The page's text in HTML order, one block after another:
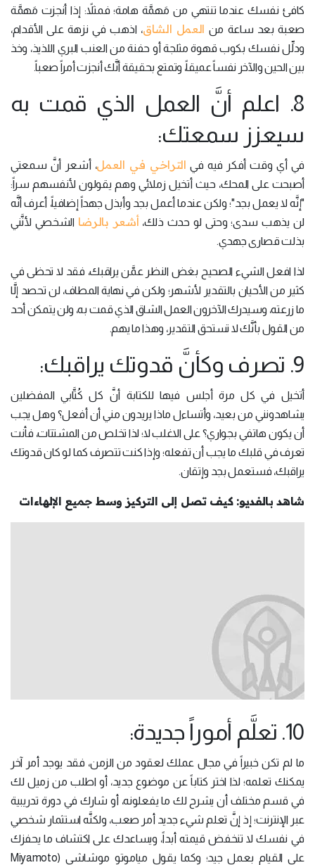
كافئ نفسك عندما تنتهي من مَهمَّة هامة؛ فمثلاً: إذا أنجزت مَهمَّة
صعبة بعد ساعة من العمل الشاق، اذهب في نزهة على الأقدام،
ودلِّل نفسك بكوب قهوة مثلجة أو حفنة من العنب البري اللذيذ، وخذ
بين الحين والآخر نفساً عميقاً، وتمتع بحقيقة أنَّك أنجزت أمراً صعباً.
8. اعلم أنَّ العمل الذي قمت به
سيعزز سمعتك:
في أي وقت أفكر فيه في التراخي في العمل، أشعر أنَّ سمعتي
أصبحت على المحك، حيث أتخيل زملائي وهم يقولون لأنفسهم سراً:
"إنَّه لا يعمل بجد"؛ ولكن عندما أعمل بجد وأبذل جهداً إضافياً، أعرف أنَّه
لن يذهب سدى؛ وحتى لو حدث ذلك، أشعر بالرضا الشخصي لأنَّني
بذلت قصارى جهدي.
لذا افعل الشيء الصحيح بغض النظر عمَّن يراقبك، فقد لا تحظى في
كثير من الأحيان بالتقدير لأشهر؛ ولكن في نهاية المطاف، لن تحصد إلَّا
ما زرعته، وسيدرك الآخرون العمل الشاق الذي قمت به، ولن يتمكن أحد
من القول بأنَّك لا تستحق التقدير، وهذا ما يهم.
9. تصرف وكأنَّ قدوتك يراقبك:
أتخيل في كل مرة أجلس فيها للكتابة أنَّ كل كُتَّابي المفضلين
يشاهدونني من بعيد، وأتساءل ماذا يريدون مني أن أفعل؟ وهل يجب
أن يكون هاتفي بجواري؟ على الاغلب لا؛ لذا تخلص من المشتتات، فأنت
تعرف في قلبك ما يجب أن تفعله؛ وإذا كنت تتصرف كما لو كان قدوتك
يراقبك، فستعمل بجد وإتقان.
شاهد بالفديو: كيف تصل إلى التركيز وسط جميع الإلهاءات
10. تعلَّم أموراً جديدة:
ما لم تكن خبيراً في مجال عملك لعقود من الزمن، فقد يوجد أمر آخر
يمكنك تعلمه؛ لذا اختر كتاباً عن موضوع جديد، أو اطلب من زميل لك
في قسم مختلف أن يشرح لك ما يفعلونه، أو شارك في دورة تدريبية
عبر الإنترنت؛ إذ إنَّ تعلم شيء جديد أمر صعب، ولكنَّه استثمار شخصي
في نفسك لا تنخفض قيمته أبداً، ويساعدك على اكتشاف ما يحفزك
على القيام بعمل جيد؛ وكما يقول مياموتو موشاشي (Miyamoto